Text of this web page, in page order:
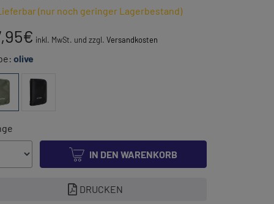
(nur noch geringer Lagerbestand)
€ inkl. MwSt. und zzgl. Versandkosten
olive
IN DEN WARENKORB
DRUCKEN